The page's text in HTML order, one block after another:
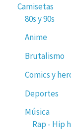
Camisetas
80s y 90s
Anime
Brutalismo
Comics y
Deportes
Música
Rap - Hip